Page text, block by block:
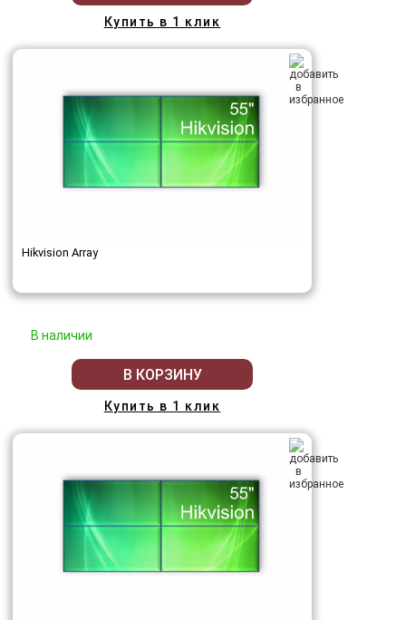
Купить в 1 клик
Hikvision Array
В наличии
В КОРЗИНУ
Купить в 1 клик